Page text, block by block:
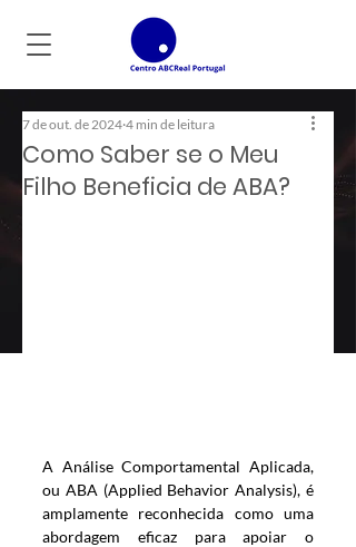
Como Saber se o Meu
Filho Beneficia de ABA?
7 de out. de 2024 4 min de leitura
A Análise Comportamental Aplicada,
ou ABA (Applied Behavior Analysis), é
amplamente reconhecida como uma
abordagem eficaz para apoiar o